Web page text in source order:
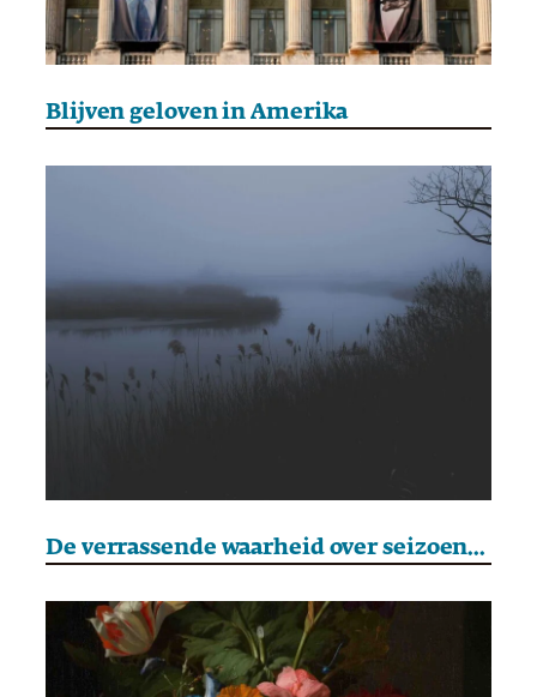
Blijven geloven in Amerika
De verrassende waarheid over seizoensgebonden depressie